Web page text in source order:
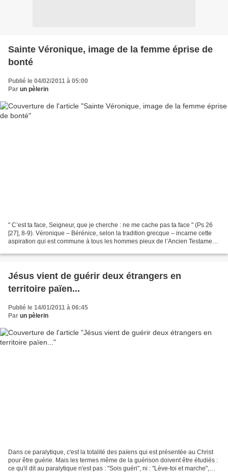
Sainte Véronique, image de la femme éprise de
bonté
Publié le 04/02/2011 à 05:00
Par un pèlerin
" C’est ta face, Seigneur, que je cherche : ne me cache pas ta face " (Ps 26
[27], 8-9). Véronique – Bérénice, selon la tradition grecque – incarne cette
aspiration qui est commune à tous les hommes pieux de l’Ancien Testament,
Jésus vient de guérir deux étrangers en
territoire païen...
Publié le 14/01/2011 à 06:45
Par un pèlerin
Dans ce paralytique, c'est la totalité des païens qui est présentée au Christ
pour être guérie. Mais les termes même de la guérison doivent être étudiés :
ce qu'il dit au paralytique n'est pas : "Sois guéri", ni : "Lève-toi et marche",